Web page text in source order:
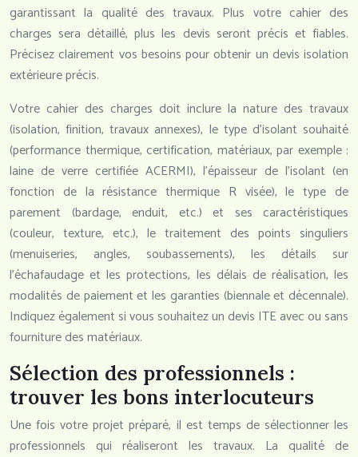
garantissant la qualité des travaux. Plus votre cahier des
charges sera détaillé, plus les devis seront précis et fiables.
Précisez clairement vos besoins pour obtenir un devis isolation
extérieure précis.
Votre cahier des charges doit inclure la nature des travaux
(isolation, finition, travaux annexes), le type d’isolant souhaité
(performance thermique, certification, matériaux, par exemple :
laine de verre certifiée ACERMI), l’épaisseur de l’isolant (en
fonction de la résistance thermique R visée), le type de
parement (bardage, enduit, etc.) et ses caractéristiques
(couleur, texture, etc.), le traitement des points singuliers
(menuiseries, angles, soubassements), les détails sur
l’échafaudage et les protections, les délais de réalisation, les
modalités de paiement et les garanties (biennale et décennale).
Indiquez également si vous souhaitez un devis ITE avec ou sans
fourniture des matériaux.
Sélection des professionnels :
trouver les bons interlocuteurs
Une fois votre projet préparé, il est temps de sélectionner les
professionnels qui réaliseront les travaux. La qualité de